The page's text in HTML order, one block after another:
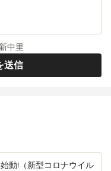
送信
中里
動!（新型コロナウイル